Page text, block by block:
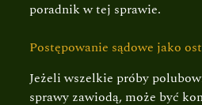
poradnik w tej sprawie.
Postępowanie sądowe jako
Jeżeli wszelkie próby
sprawy zawiodą, może być